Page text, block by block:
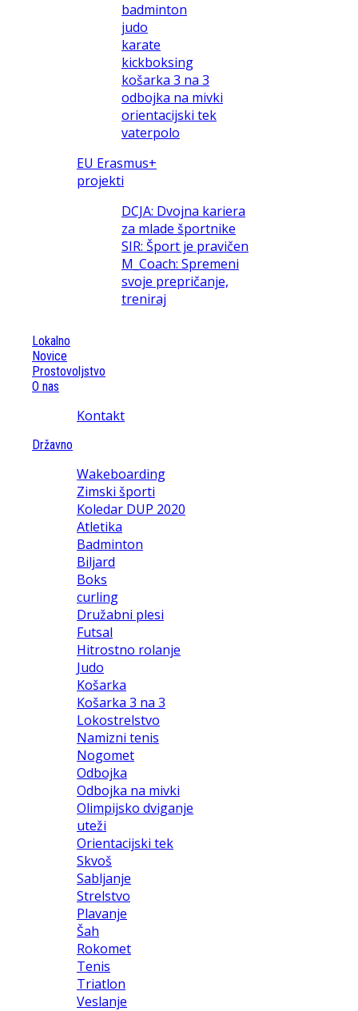
badminton
judo
karate
kickboksing
košarka 3 na 3
odbojka na mivki
orientacijski tek
vaterpolo
EU Erasmus+
projekti
DCJA: Dvojna kariera
za mlade športnike
SIR: Šport je pravičen
M_Coach: Spremeni
svoje prepričanje,
treniraj
Lokalno
Novice
Prostovoljstvo
O nas
Kontakt
Državno
Wakeboarding
Zimski športi
Koledar DUP 2020
Atletika
Badminton
Biljard
Boks
curling
Družabni plesi
Futsal
Hitrostno rolanje
Judo
Košarka
Košarka 3 na 3
Lokostrelstvo
Namizni tenis
Nogomet
Odbojka
Odbojka na mivki
Olimpijsko dviganje
uteži
Orientacijski tek
Skvoš
Sabljanje
Strelstvo
Plavanje
Šah
Rokomet
Tenis
Triatlon
Veslanje